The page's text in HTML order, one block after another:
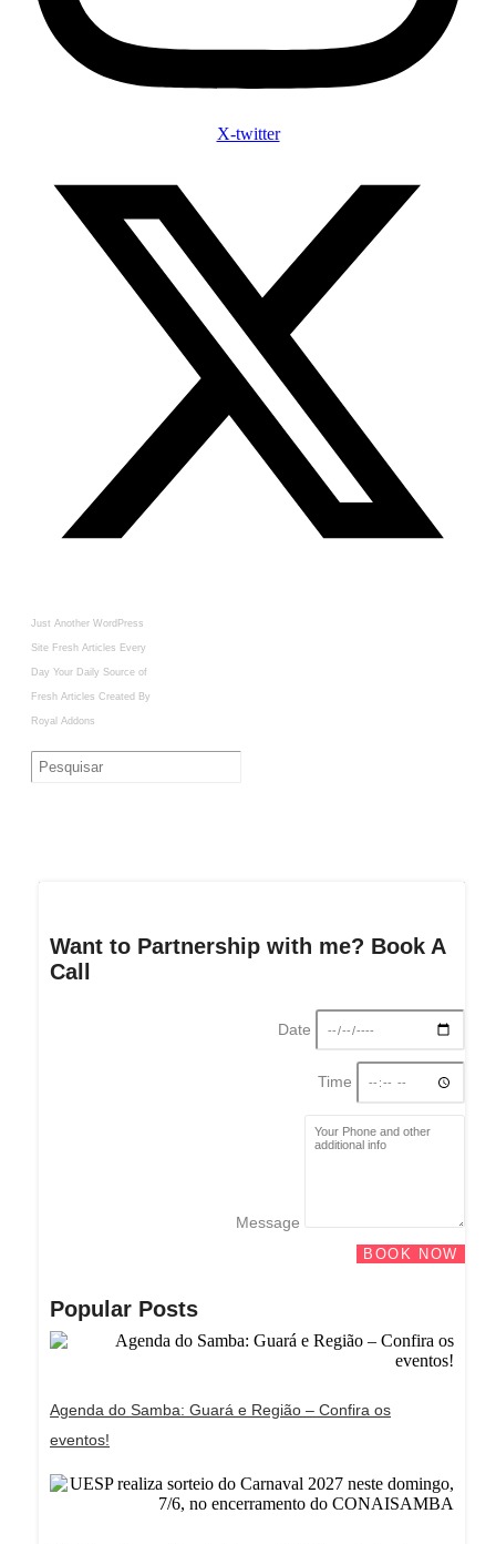
X-twitter
Just Another WordPress
Site Fresh Articles Every
Day Your Daily Source of
Fresh Articles Created By
Royal Addons
Want to Partnership with me? Book A
Call
Date
Time
Message
BOOK NOW
Popular Posts
Agenda do Samba: Guará e Região – Confira os
eventos!